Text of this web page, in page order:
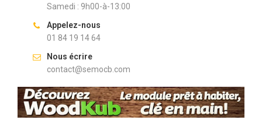
Samedi : 9h00-à-13:00
Appelez-nous
01 84 19 14 64
Nous écrire
contact@semocb.com